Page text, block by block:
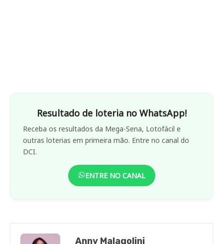
Resultado de loteria no WhatsApp!
Receba os resultados da Mega-Sena, Lotofácil e
outras loterias em primeira mão. Entre no canal do
DCI.
ENTRE NO CANAL
Anny Malagolini